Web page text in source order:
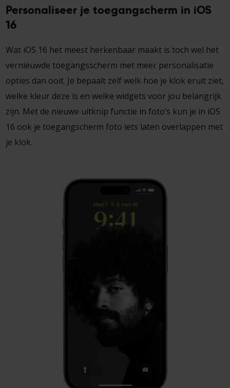
Personaliseer je toegangscherm in iOS
16
Wat iOS 16 het meest herkenbaar maakt is toch wel het
vernieuwde toegangsscherm met meer personalisatie
opties dan ooit. Je bepaalt zelf welk hoe je klok eruit ziet,
welke kleur deze is en welke widgets voor jou belangrijk
zijn. Met de nieuwe uitknip functie in foto’s kun je in iOS
16 ook je toegangscherm foto iets laten overlappen met
je klok.